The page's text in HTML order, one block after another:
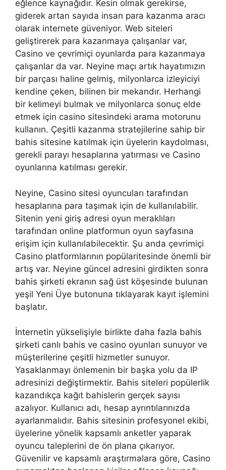
eğlence kaynağıdır. Kesin olmak gerekirse,
giderek artan sayıda insan para kazanma aracı
olarak internete güveniyor. Web siteleri
geliştirerek para kazanmaya çalışanlar var,
Casino ve çevrimiçi oyunlarda para kazanmaya
çalışanlar da var. Neyine maçı artık hayatımızın
bir parçası haline gelmiş, milyonlarca izleyiciyi
kendine çeken, bilinen bir mekandır. Herhangi
bir kelimeyi bulmak ve milyonlarca sonuç elde
etmek için casino sitesindeki arama motorunu
kullanın. Çeşitli kazanma stratejilerine sahip bir
bahis sitesine katılmak için üyelerin kaydolması,
gerekli parayı hesaplarına yatırması ve Casino
oyunlarına katılması gerekir.
Neyine, Casino sitesi oyuncuları tarafından
hesaplarına para taşımak için de kullanılabilir.
Sitenin yeni giriş adresi oyun meraklıları
tarafından online platformun oyun sayfasına
erişim için kullanılabilecektir. Şu anda çevrimiçi
Casino platformlarının popülaritesinde önemli bir
artış var. Neyine güncel adresini girdikten sonra
bahis şirketi ekranın sağ üst köşesinde bulunan
yeşil Yeni Üye butonuna tıklayarak kayıt işlemini
başlatır.
İnternetin yükselişiyle birlikte daha fazla bahis
şirketi canlı bahis ve casino oyunları sunuyor ve
müşterilerine çeşitli hizmetler sunuyor.
Yasaklanmayı önlemenin bir başka yolu da IP
adresinizi değiştirmektir. Bahis siteleri popülerlik
kazandıkça kağıt bahislerin gerçek sayısı
azalıyor. Kullanıcı adı, hesap ayrıntılarınızda
ayarlanmalıdır. Bahis sitesinin profesyonel ekibi,
üyelerine yönelik kapsamlı anketler yaparak
oyuncu taleplerini de ön plana çıkarıyor.
Güvenilir ve kapsamlı araştırmalara göre, Casino